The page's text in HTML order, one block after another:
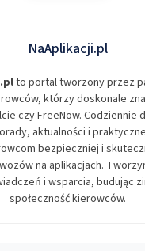
NaAplikacji.pl
to portal tworzony przez
którzy doskonale
czy FreeNow. Codziennie
aktualności i
bezpieczniej i
na aplikacjach.
i wsparcia, budując
społeczność kierowców.